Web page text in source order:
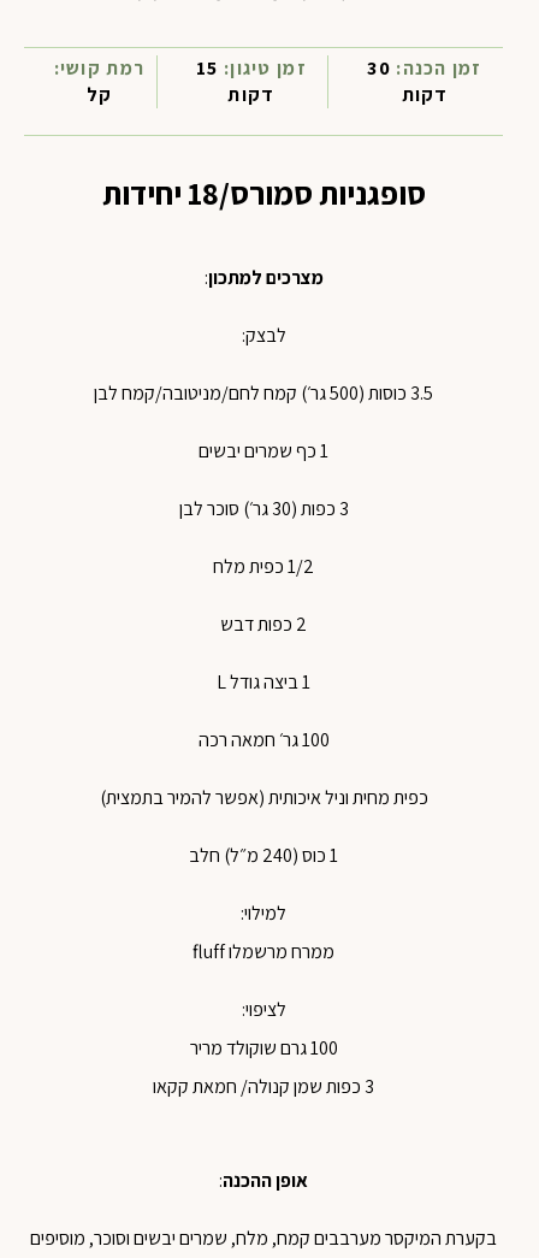
זמן הכנה: 30
דקות
זמן טיגון: 15
דקות
רמת קושי:
קל
סופגניות סמורס/18 יחידות
מצרכים למתכון:
לבצק:
3.5 כוסות (500 גר׳) קמח לחם/מניטובה/קמח לבן
1 כף שמרים יבשים
3 כפות (30 גר׳) סוכר לבן
1/2 כפית מלח
2 כפות דבש
1 ביצה גודל L
100 גר׳ חמאה רכה
כפית מחית וניל איכותית (אפשר להמיר בתמצית)
1 כוס (240 מ״ל) חלב
למילוי:
ממרח מרשמלו fluff
לציפוי:
100 גרם שוקולד מריר
3 כפות שמן קנולה/ חמאת קקאו
אופן ההכנה:
בקערת המיקסר מערבבים קמח, מלח, שמרים יבשים וסוכר, מוסיפים